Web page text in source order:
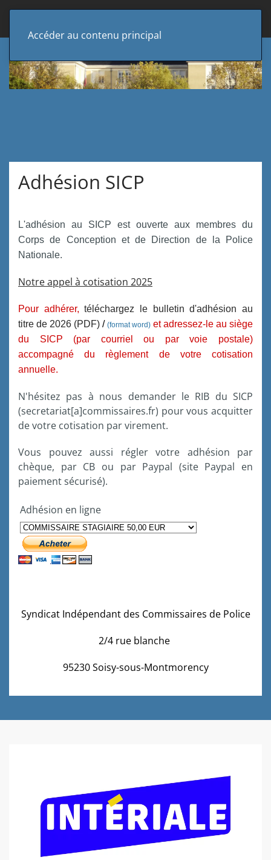
Accéder au contenu principal
Adhésion SICP
L'adhésion au SICP est ouverte aux membres du
Corps de Conception et de Direction de la Police
Nationale.
Notre appel à cotisation 2025
Pour adhérer,téléchargez le bulletin d'adhésion au
titre de 2026 (PDF) / (format word) etadressez- le au siège
du SICP (par courriel ou par voie postale)
accompagné du règlementde votre
cotisation
annuelle.
N'hésitez pas à nous demander le RIB du SICP
(secretariat[a]commissaires.fr) pour vous acquitter
de votre cotisation par virement.
Vous pouvez aussi régler votre adhésion par
chèque, par CB ou par Paypal (site Paypal en
paiement sécurisé).
Adhésion en ligne
Syndicat Indépendant des Commissaires de Police
2/4 rue blanche
95230 Soisy-sous-Montmorency